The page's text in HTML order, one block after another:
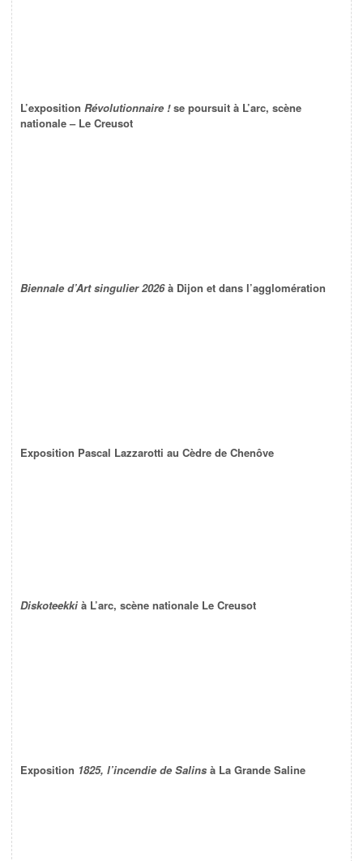
L’exposition Révolutionnaire !se poursuit à L’arc, scène
nationale – Le Creusot
Biennale d’Art singulier 2026à Dijon et dans l’agglomération
Exposition Pascal Lazzarotti au Cèdre de Chenôve
Diskoteekki à L’arc, scène nationale Le Creusot
Exposition 1825, l’incendie de Salins à La Grande Saline